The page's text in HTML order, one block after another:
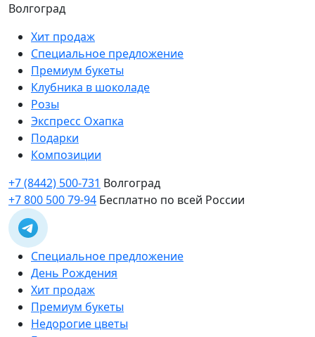
Волгоград
Хит продаж
Специальное предложение
Премиум букеты
Клубника в шоколаде
Розы
Экспресс Охапка
Подарки
Композиции
+7 (8442) 500-731 Волгоград
+7 800 500 79-94 Бесплатно по всей России
Специальное предложение
День Рождения
Хит продаж
Премиум букеты
Недорогие цветы